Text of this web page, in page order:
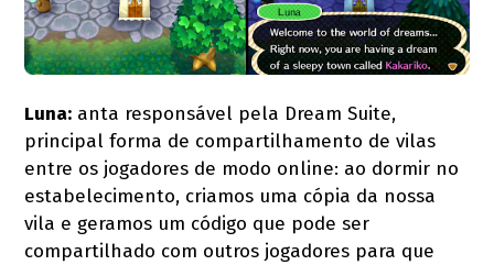
Luna: anta responsável pela Dream Suite,
principal forma de compartilhamento de vilas
entre os jogadores de modo online: ao dormir no
estabelecimento, criamos uma cópia da nossa
vila e geramos um código que pode ser
compartilhado com outros jogadores para que